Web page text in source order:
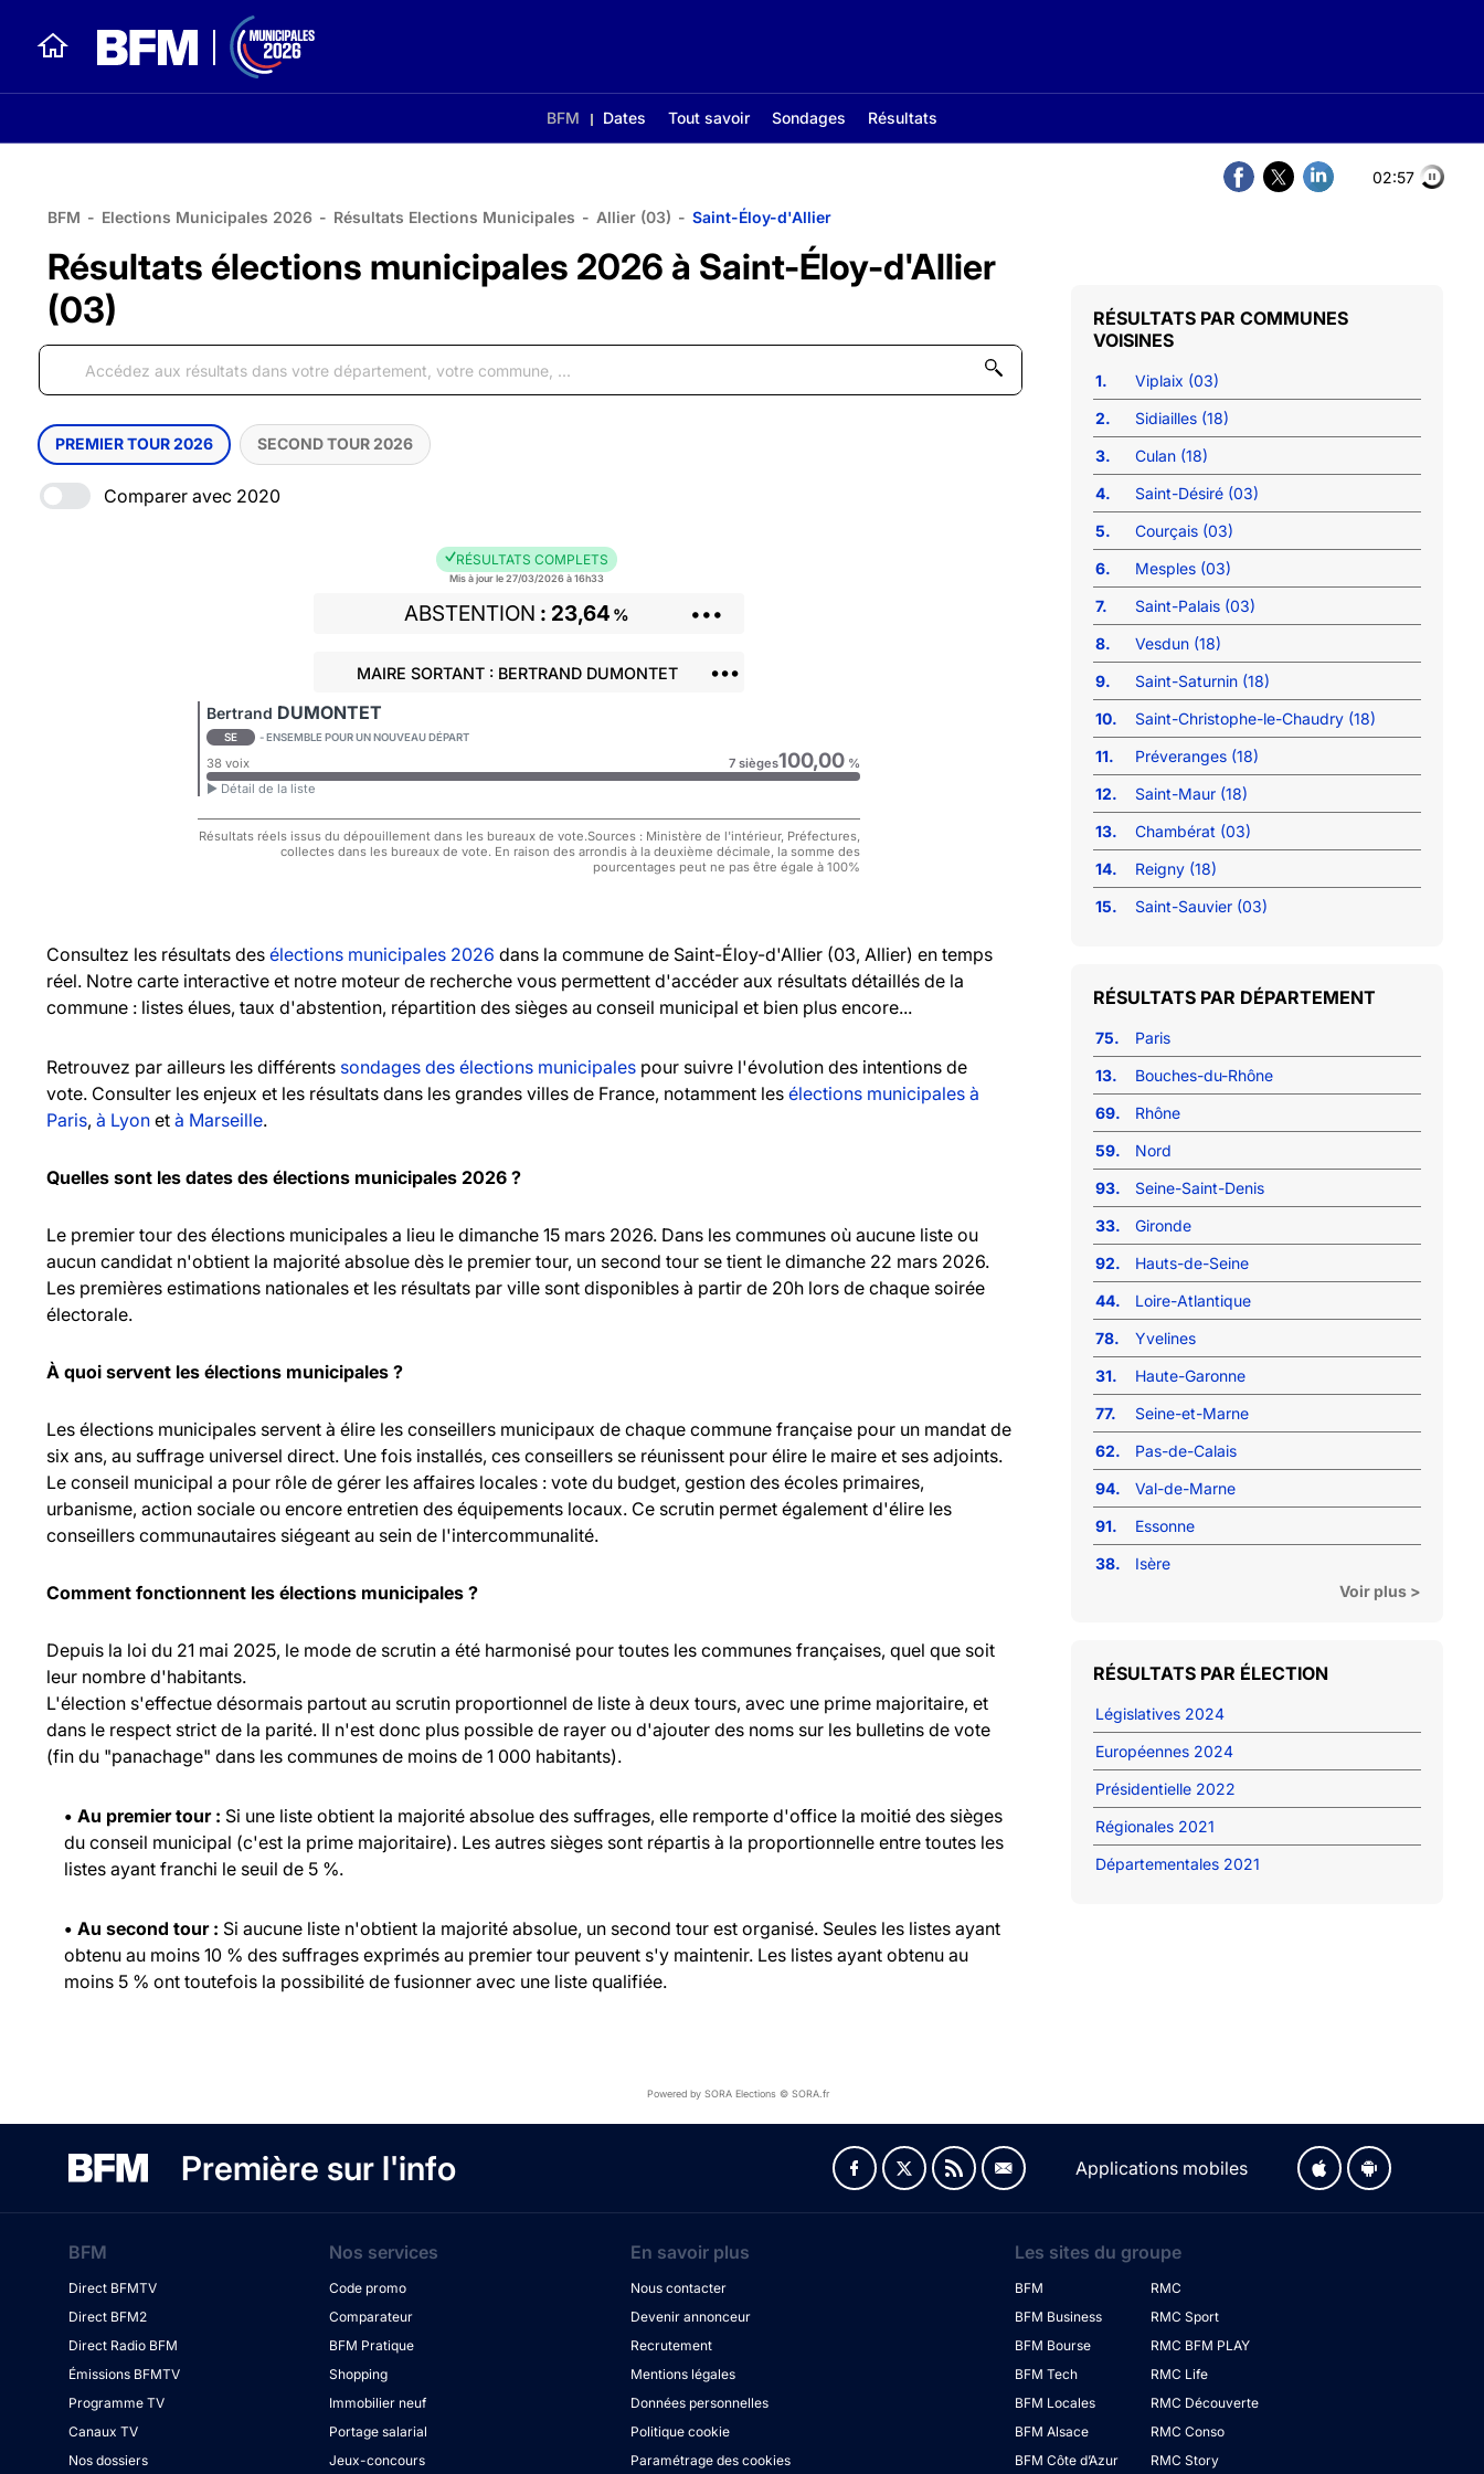
BFM Dates Tout savoir Sondages Résultats
02:57
BFM - Elections Municipales 2026 - Résultats Elections Municipales - Allier (03) - Saint-Éloy-d'Allier
Résultats élections municipales 2026 à Saint-Éloy-d'Allier
(03)
PREMIER TOUR 2026 SECOND TOUR 2026
Comparer avec 2020
RÉSULTATS COMPLETS
Mis à jour le 27/03/2026 à 16h33
ABSTENTION 23,64 % •••
MAIRE SORTANT : BERTRAND DUMONTET •••
Bertrand DUMONTET
SE - ENSEMBLE POUR UN NOUVEAU DÉPART
38 voix 7 sièges100,00 %
► Détail de la liste
Résultats réels issus du dépouillement dans les bureaux de vote.Sources : Ministère de l'intérieur, Préfectures,
collectes dans les bureaux de vote. En raison des arrondis à la deuxième décimale, la somme des
pourcentages peut ne pas être égale à 100%
Consultez les résultats des élections municipales 2026 dans la commune de Saint-Éloy-d'Allier (03, Allier) en temps
réel. Notre carte interactive et notre moteur de recherche vous permettent d'accéder aux résultats détaillés de la
commune : listes élues, taux d'abstention, répartition des sièges au conseil municipal et bien plus encore...
Retrouvez par ailleurs les différents sondages des élections municipales pour suivre l'évolution des intentions de
vote. Consulter les enjeux et les résultats dans les grandes villes de France, notamment les élections municipales à
Paris, à Lyon et à Marseille.
Quelles sont les dates des élections municipales 2026 ?
Le premier tour des élections municipales a lieu le dimanche 15 mars 2026. Dans les communes où aucune liste ou
aucun candidat n'obtient la majorité absolue dès le premier tour, un second tour se tient le dimanche 22 mars 2026.
Les premières estimations nationales et les résultats par ville sont disponibles à partir de 20h lors de chaque soirée
électorale.
À quoi servent les élections municipales ?
Les élections municipales servent à élire les conseillers municipaux de chaque commune française pour un mandat de
six ans, au suffrage universel direct. Une fois installés, ces conseillers se réunissent pour élire le maire et ses adjoints.
Le conseil municipal a pour rôle de gérer les affaires locales : vote du budget, gestion des écoles primaires,
urbanisme, action sociale ou encore entretien des équipements locaux. Ce scrutin permet également d'élire les
conseillers communautaires siégeant au sein de l'intercommunalité.
Comment fonctionnent les élections municipales ?
Depuis la loi du 21 mai 2025, le mode de scrutin a été harmonisé pour toutes les communes françaises, quel que soit
leur nombre d'habitants.
L'élection s'effectue désormais partout au scrutin proportionnel de liste à deux tours, avec une prime majoritaire, et
dans le respect strict de la parité. Il n'est donc plus possible de rayer ou d'ajouter des noms sur les bulletins de vote
(fin du "panachage" dans les communes de moins de 1 000 habitants).
• Au premier tour : Si une liste obtient la majorité absolue des suffrages, elle remporte d'office la moitié des sièges
du conseil municipal (c'est la prime majoritaire). Les autres sièges sont répartis à la proportionnelle entre toutes les
listes ayant franchi le seuil de 5 %.
• Au second tour : Si aucune liste n'obtient la majorité absolue, un second tour est organisé. Seules les listes ayant
obtenu au moins 10 % des suffrages exprimés au premier tour peuvent s'y maintenir. Les listes ayant obtenu au
moins 5 % ont toutefois la possibilité de fusionner avec une liste qualifiée.
COMMUNES
VOISINES
1.
Viplaix (03)
2.
Sidiailles (18)
3.
Culan (18)
4.
Saint-Désiré (03)
5.
Courçais (03)
6.
Mesples (03)
7.
Saint-Palais (03)
8.
Vesdun (18)
9.
Saint-Saturnin (18)
10.
Saint-Christophe-le-Chaudry (18)
11.
Préveranges (18)
12.
Saint-Maur (18)
13.
Chambérat (03)
14.
Reigny (18)
15.
Saint-Sauvier (03)
RÉSULTATS PAR DÉPARTEMENT
75.
Paris
13.
Bouches-du-Rhône
69.
Rhône
59.
Nord
93.
Seine-Saint-Denis
33.
Gironde
92.
Hauts-de-Seine
44.
Loire-Atlantique
78.
Yvelines
31.
Haute-Garonne
77.
Seine-et-Marne
62.
Pas-de-Calais
94.
Val-de-Marne
91.
Essonne
38.
Isère
Voir plus >
RÉSULTATS PAR ÉLECTION
Législatives 2024
Européennes 2024
Présidentielle 2022
Régionales 2021
Départementales 2021
Powered by SORA Elections © SORA.fr
Première sur l'info Applications mobiles
BFM
Direct BFMTV
Direct BFM2
Direct Radio BFM
Émissions BFMTV
Programme TV
Canaux TV
Nos dossiers
Nos services
Code promo
Comparateur
BFM Pratique
Shopping
Immobilier neuf
Portage salarial
Jeux-concours
En savoir plus
Nous contacter
Devenir annonceur
Recrutement
Mentions légales
Données personnelles
Politique cookie
Paramétrage des cookies
Les sites du groupe
BFM
BFM Business
BFM Bourse
BFM Tech
BFM Locales
BFM Alsace
BFM Côte d’Azur
RMC
RMC Sport
RMC BFM PLAY
RMC Life
RMC Découverte
RMC Conso
RMC Story